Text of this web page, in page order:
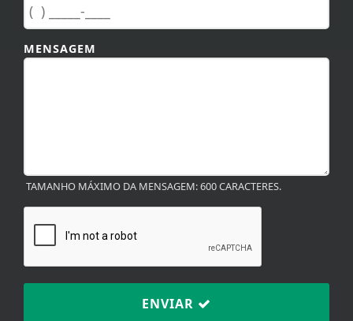
MENSAGEM
TAMANHO MÁXIMO DA MENSAGEM: 600 CARACTERES.
ENVIAR